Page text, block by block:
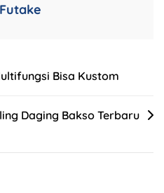
Bisa Kustom
Daging Bakso Terbaru